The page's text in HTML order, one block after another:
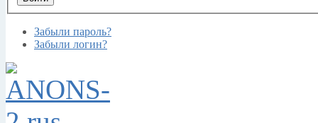
Забыли пароль?
Забыли логин?